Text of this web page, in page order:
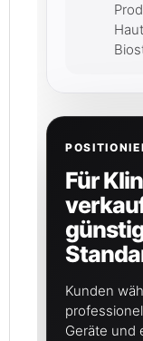
Für
Kunden
Geräte und